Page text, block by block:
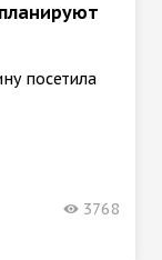
посетила
3768